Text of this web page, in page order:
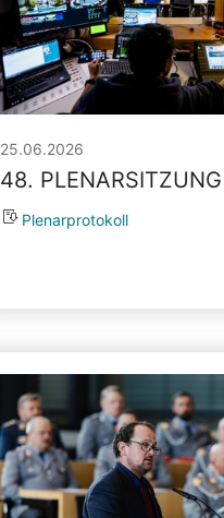
25.06.2026
48. PLENARSITZUNG
Plenarprotokoll